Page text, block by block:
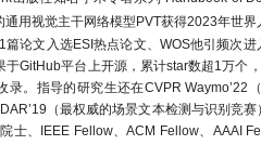
教师奖励计划（教育部、国家
的检测和识别研究”入选2022年
通用视觉主干网络模型 PVT获得2023年世界
1篇论文入选ESI 热点论文、 WOS他引频次进
于GitHub平台上开源，累计star数超1万个
录。指导的研究生还在CVPR Waymo’22
（最权威的场景文本检测与识别竞
士、 IEEE Fellow、ACM Fellow、 AAAI